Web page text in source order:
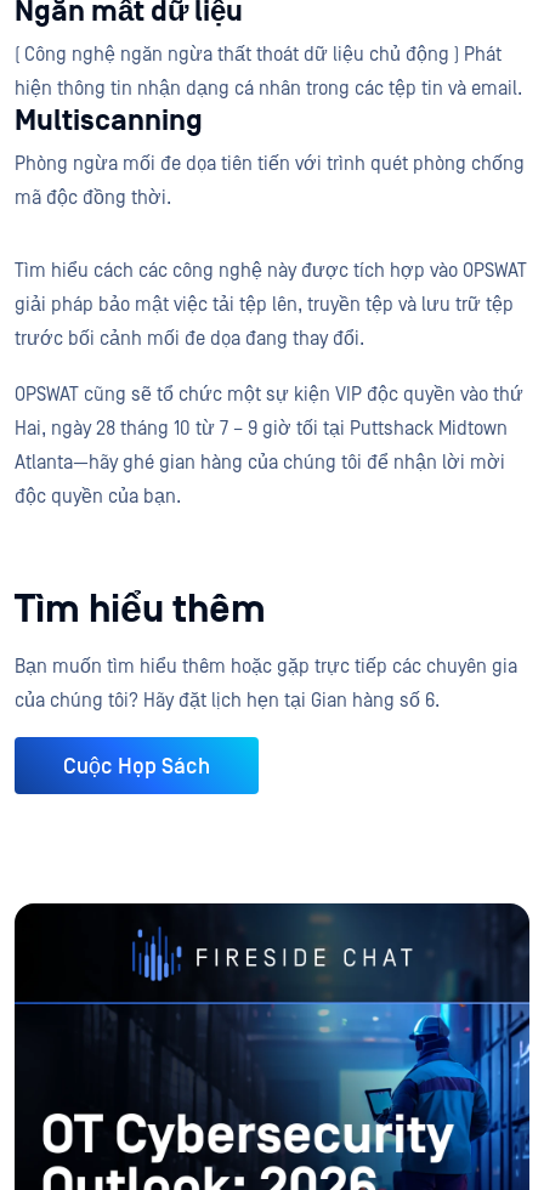
Ngăn mất dữ liệu
( Công nghệ ngăn ngừa thất thoát dữ liệu chủ động ) Phát
hiện thông tin nhận dạng cá nhân trong các tệp tin và email.
Multiscanning
Phòng ngừa mối đe dọa tiên tiến với trình quét phòng chống
mã độc đồng thời.
Tìm hiểu cách các công nghệ này được tích hợp vào OPSWAT
giải pháp bảo mật việc tải tệp lên, truyền tệp và lưu trữ tệp
trước bối cảnh mối đe dọa đang thay đổi.
OPSWAT cũng sẽ tổ chức một sự kiện VIP độc quyền vào thứ
Hai, ngày 28 tháng 10 từ 7 – 9 giờ tối tại Puttshack Midtown
Atlanta—hãy ghé gian hàng của chúng tôi để nhận lời mời
độc quyền của bạn.
Tìm hiểu thêm
Bạn muốn tìm hiểu thêm hoặc gặp trực tiếp các chuyên gia
của chúng tôi? Hãy đặt lịch hẹn tại Gian hàng số 6.
Cuộc Họp Sách